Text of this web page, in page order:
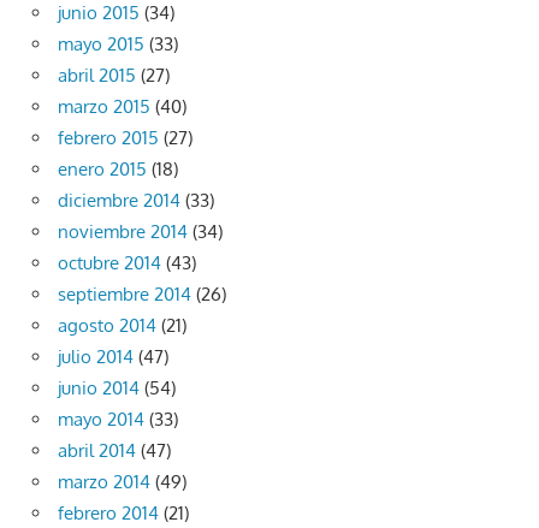
junio 2015 (34)
mayo 2015 (33)
abril 2015 (27)
marzo 2015 (40)
febrero 2015 (27)
enero 2015 (18)
diciembre 2014 (33)
noviembre 2014 (34)
octubre 2014 (43)
septiembre 2014 (26)
agosto 2014 (21)
julio 2014 (47)
junio 2014 (54)
mayo 2014 (33)
abril 2014 (47)
marzo 2014 (49)
febrero 2014 (21)